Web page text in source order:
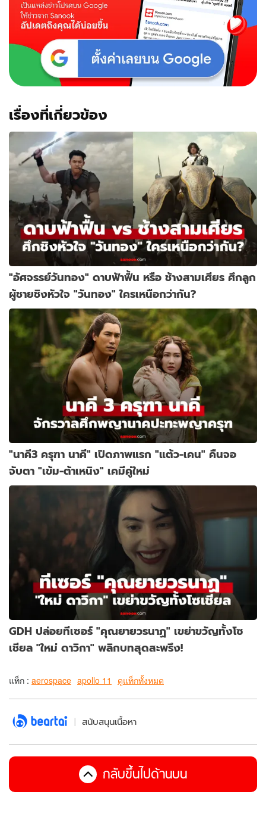
เรื่องที่เกี่ยวข้อง
"อัศจรรย์วันทอง" ดาบฟ้าฟื้น หรือ ช้างสามเศียร ศึกลูก
ผู้ชายชิงหัวใจ "วันทอง" ใครเหนือกว่ากัน?
"นาคี3 ครุฑา นาคี" เปิดภาพแรก "แต้ว-เคน" คืนจอ
จับตา "เข้ม-ต้าเหนิง" เคมีคู่ใหม่
GDH ปล่อยทีเซอร์ "คุณยายวรนาฏ" เขย่าขวัญทั้งโซ
เชียล "ใหม่ ดาวิกา" พลิกบทสุดสะพรึง!
แท็ก : aerospace apollo 11 ดูแท็กทั้งหมด
สนับสนุนเนื้อหา
กลับขึ้นไปด้านบน